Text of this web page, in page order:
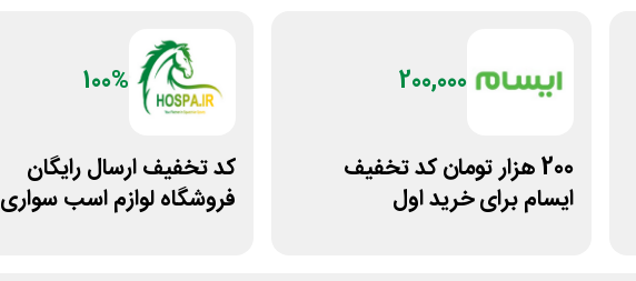
200,000
200 هزار تومان کد تخفیف
ایسام برای خرید اول
100%
کد تخفیف ارسال رایگان
فروشگاه لوازم اسب سواری